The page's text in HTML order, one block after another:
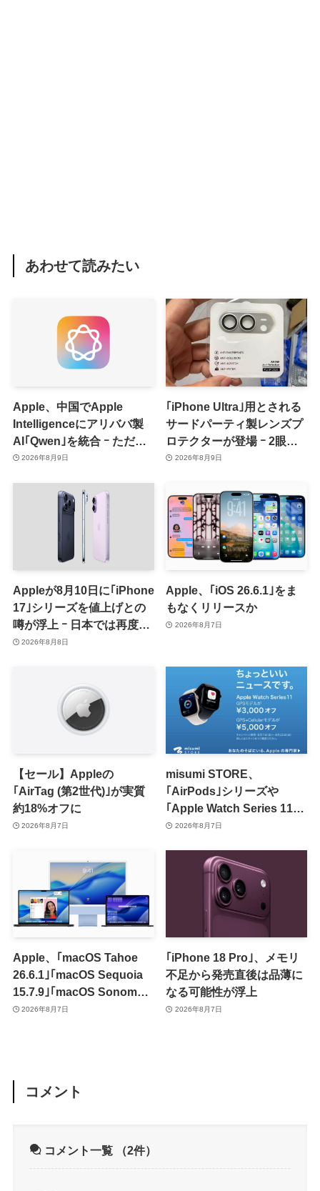
あわせて読みたい
Apple、中国でApple
Intelligenceにアリババ製
AI｢Qwen｣を統合 ｰ ただ、
ユーザーガイドを公開後に
2026年8月9日
｢iPhone Ultra｣用とされる
サードパーティ製レンズプ
ロテクターが登場 ｰ 2眼カ
メラ搭載や一部本体カラー
2026年8月9日
Appleが8月10日に｢iPhone
17｣シリーズを値上げとの
噂が浮上 ｰ 日本では再度値
上げの可能性も?!
2026年8月8日
Apple、｢iOS 26.6.1｣をま
もなくリリースか
2026年8月7日
【セール】Appleの
｢AirTag (第2世代)｣が実質
約18%オフに
2026年8月7日
misumi STORE、
｢AirPods｣シリーズや
｢Apple Watch Series 11｣
のセールを開催中
2026年8月7日
Apple、｢macOS Tahoe
26.6.1｣｢macOS Sequoia
15.7.9｣｢macOS Sonoma
14.8.9｣をリリース ｰ 画面共
2026年8月7日
｢iPhone 18 Pro｣、メモリ
不足から発売直後は品薄に
なる可能性が浮上
2026年8月7日
コメント
コメント一覧 （2件）